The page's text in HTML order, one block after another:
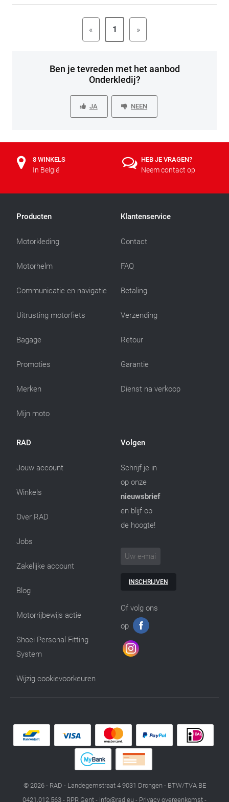
« 1 »
Ben je tevreden met het aanbod
Onderkledij?
JA NEEN
8 WINKELS
In België
HEB JE VRAGEN?
Neem contact op
Producten
Motorkleding
Motorhelm
Communicatie en navigatie
Uitrusting motorfiets
Bagage
Promoties
Merken
Mijn moto
Klantenservice
Contact
FAQ
Betaling
Verzending
Retour
Garantie
Dienst na verkoop
RAD
Jouw account
Winkels
Over RAD
Jobs
Zakelijke account
Blog
Motorrijbewijs actie
Shoei Personal Fitting
System
Wijzig cookievoorkeuren
Volgen
Schrijf je in
op onze
nieuwsbrief
en blijf op
de hoogte!
INSCHRIJVEN
Of volg ons
op
© 2026 - RAD - Landegemstraat 4 9031 Drongen - BTW/TVA BE
0421.012.563 - RPR Gent - info@rad.eu - Privacy overeenkomst -